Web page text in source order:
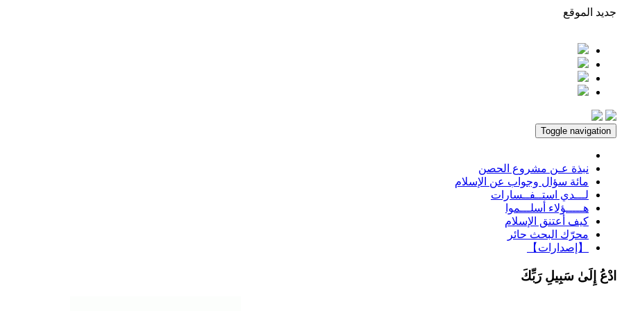
جديد الموقع
من
Toggle navigation
نبذة عـن مشروع الحصن
مائة سؤال وجواب عن الإسلام
لـــدي استــفــسارات
هـــــؤلاء أسلـــموا
كيف أعتنق الإسلام
محرّك البحث حائر
【إصدارات】
ادْعُ إِلَىٰ سَبِيلِ رَبِّكَ